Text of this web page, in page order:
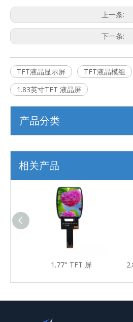
上一条:
下一条:
TFT液晶显示屏 TFT液晶模组
1.83英寸TFT 液晶屏
产品分类
相关产品
1.77" TFT 屏